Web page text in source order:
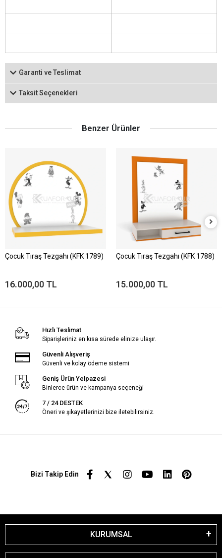
Garanti ve Teslimat
Taksit Seçenekleri
Benzer Ürünler
Çocuk Tıraş Tezgahı (KFK 1789)
16.000,00 TL
Çocuk Tıraş Tezgahı (KFK 1788)
15.000,00 TL
Hızlı Teslimat
Siparişleriniz en kısa sürede elinize ulaşır.
Güvenli Alışveriş
Güvenli ve kolay ödeme sistemi
Geniş Ürün Yelpazesi
Binlerce ürün ve kampanya seçeneği
7 / 24 DESTEK
Öneri ve şikayetlerinizi bize iletebilirsiniz.
Bizi Takip Edin
KURUMSAL